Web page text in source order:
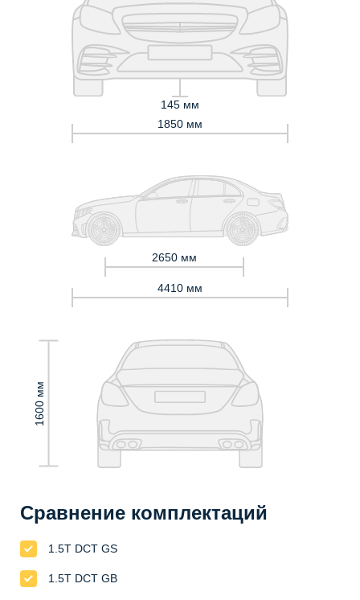
145 мм
1850 мм
2650 мм
4410 мм
1600 мм
Сравнение комплектаций
1.5T DCT GS
1.5T DCT GB